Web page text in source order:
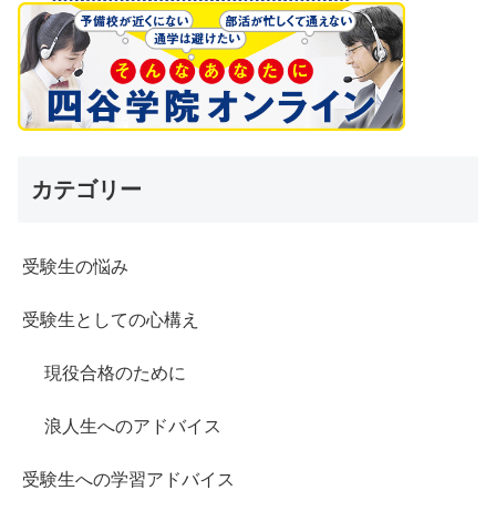
カテゴリー
受験生の悩み
受験生としての心構え
現役合格のために
浪人生へのアドバイス
受験生への学習アドバイス